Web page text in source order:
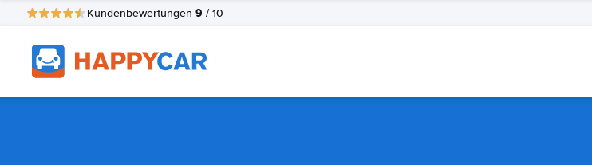
Kundenbewertungen 9 / 10